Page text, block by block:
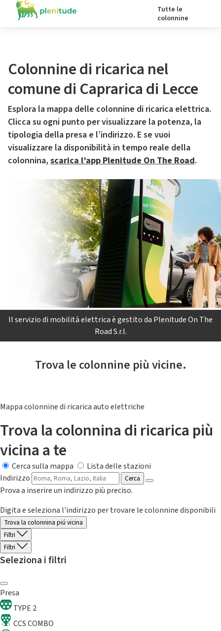
Tutte le
colonnine
Colonnine di ricarica nel
comune di Caprarica di Lecce
Esplora la mappa delle colonnine di ricarica elettrica.
Clicca su ogni punto per visualizzare la potenza, la
tipologia della presa e l’indirizzo. E se vuoi
visualizzare la disponibilità in tempo reale della
colonnina, scarica l’app Plenitude On The Road.
Il servizio di mobilità elettrica è gestito da Plenitude On The
Road S.r.l.
Trova le colonnine più vicine.
Mappa colonnine di ricarica auto elettriche
Trova la colonnina di ricarica più
vicina a te
Cerca sulla mappa
Lista delle stazioni
Indirizzo
Cerca
Prova a inserire un indirizzo più preciso.
Digita e seleziona l'indirizzo per trovare le colonnine disponibili
Trova la colonnina piú vicina
Filtri
Filtri
Seleziona i filtri
Presa
TYPE 2
CCS COMBO